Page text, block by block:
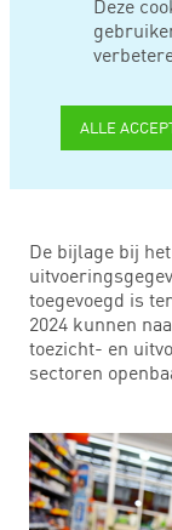
Deze
ALLE
De bijlage bij
toegevoegd is
2024 kunnen
toezicht- en
sectoren